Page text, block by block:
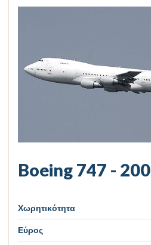
Boeing 747 - 200
Χωρητικότητα
Εύρος